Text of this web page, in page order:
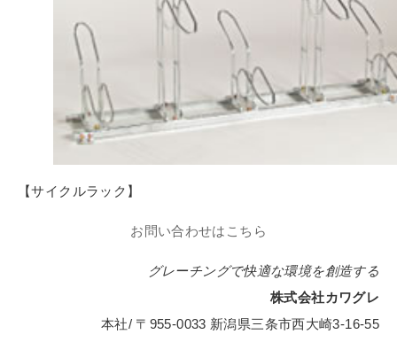
【サイクルラック】
お問い合わせはこちら
グレーチングで快適な環境を創造する
株式会社カワグレ
本社/ 〒955-0033 新潟県三条市西大崎3-16-55